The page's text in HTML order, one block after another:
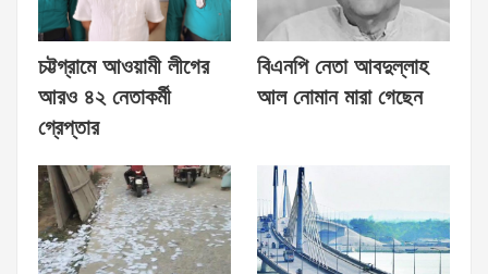
চট্টগ্রামে আওয়ামী লীগের
আরও ৪২ নেতাকর্মী
গ্রেপ্তার
বিএনপি নেতা আবদুল্লাহ
আল নোমান মারা গেছেন